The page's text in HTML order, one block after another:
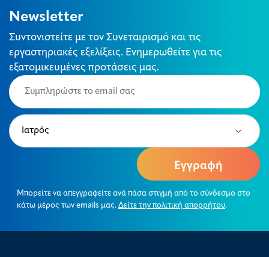
Newsletter
Συντονιστείτε με τον Συνεταιρισμό και τις
εργαστηριακές εξελίξεις. Ενημερωθείτε για τις
εξατομικευμένες προτάσεις μας.
Email
(Required)
Type
(Required)
Μπορείτε να απεγγραφείτε ανά πάσα στιγμή από το σύνδεσμο στο
κάτω μέρος των emails μας. Δείτε την πολιτική απορρήτου.